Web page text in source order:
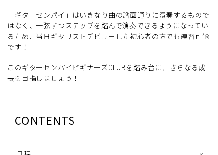
「ギターセンパイ」はいきなり曲の譜面通りに演奏するもので
はなく、一弦ずつステップを踏んで演奏できるようになってい
るため、当日ギタリストデビューした初心者の方でも練習可能
です！
このギターセンパイビギナーズCLUBを踏み台に、さらなる成
長を目指しましょう！
CONTENTS